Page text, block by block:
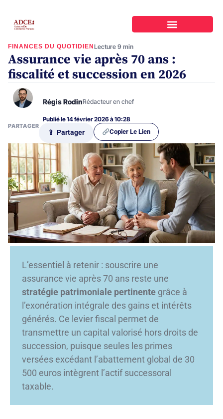
FINANCES DU QUOTIDIENLecture 9 min
Assurance vie après 70 ans :
fiscalité et succession en 2026
Régis RodinRédacteur en chef
Publié le 14 février 2026 à 10:28
PARTAGER
⇪ Partager Copier Le Lien
L’essentiel à retenir : souscrire une
assurance vie après 70 ans reste une
stratégie patrimoniale pertinente grâce à
l’exonération intégrale des gains et intérêts
générés. Ce levier fiscal permet de
transmettre un capital valorisé hors droits de
succession, puisque seules les primes
versées excédant l’abattement global de 30
500 euros intègrent l’actif successoral
taxable.